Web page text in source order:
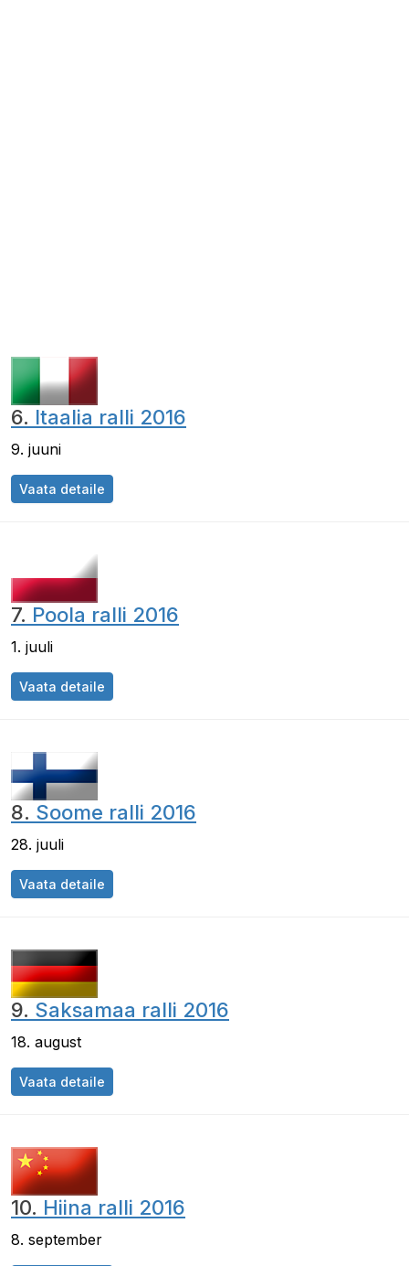
6. Itaalia ralli 2016
9. juuni
Vaata detaile
7. Poola ralli 2016
1. juuli
Vaata detaile
8. Soome ralli 2016
28. juuli
Vaata detaile
9. Saksamaa ralli 2016
18. august
Vaata detaile
10. Hiina ralli 2016
8. september